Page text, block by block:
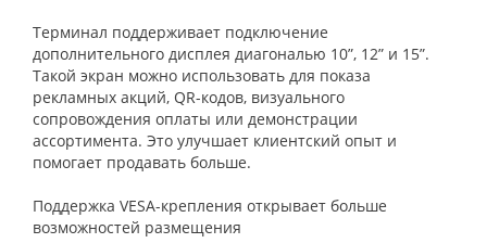
Терминал поддерживает подключение
дополнительного дисплея диагональю 10”, 12” и 15”.
Такой экран можно использовать для показа
рекламных акций, QR-кодов, визуального
сопровождения оплаты или демонстрации
ассортимента. Это улучшает клиентский опыт и
помогает продавать больше.
Поддержка VESA-крепления открывает больше
возможностей размещения